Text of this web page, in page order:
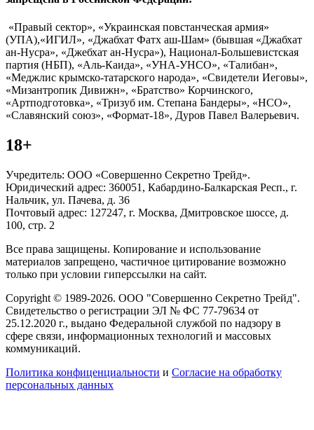
«Правый сектор», «Украинская повстанческая армия»
(УПА),«ИГИЛ», «Джабхат Фатх аш-Шам» (бывшая «Джабхат
ан-Нусра», «Джебхат ан-Нусра»), Национал-Большевистская
партия (НБП), «Аль-Каида», «УНА-УНСО», «Талибан»,
«Меджлис крымско-татарского народа», «Свидетели Иеговы»,
«Мизантропик Дивижн», «Братство» Корчинского,
«Артподготовка», «Тризуб им. Степана Бандеры», «НСО»,
«Славянский союз», «Формат-18», Дуров Павел Валерьевич.
18+
Учредитель: ООО «Совершенно Секретно Трейд».
Юридический адрес: 360051, Кабардино-Балкарская Респ., г.
Нальчик, ул. Пачева, д. 36
Почтовый адрес: 127247, г. Москва, Дмитровское шоссе, д.
100, стр. 2
Все права защищены. Копирование и использование
материалов запрещено, частичное цитирование возможно
только при условии гиперссылки на сайт.
Copyright © 1989-2026. ООО "Совершенно Секретно Трейд".
Свидетельство о регистрации ЭЛ № ФС 77-79634 от
25.12.2020 г., выдано Федеральной службой по надзору в
сфере связи, информационных технологий и массовых
коммуникаций.
Политика конфиценциальности и Согласие на обработку
персональных данных